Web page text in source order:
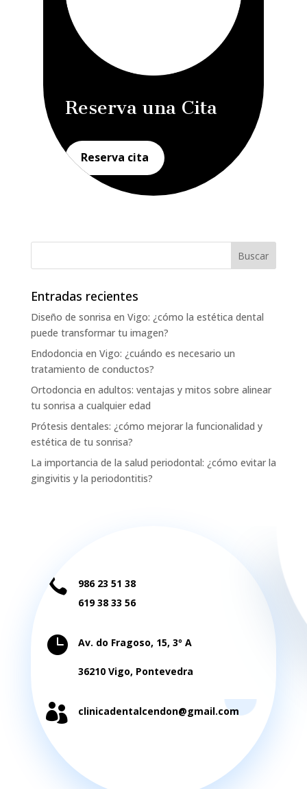
Reserva una Cita
Reserva cita
Entradas recientes
Diseño de sonrisa en Vigo: ¿cómo la estética dental
puede transformar tu imagen?
Endodoncia en Vigo: ¿cuándo es necesario un
tratamiento de conductos?
Ortodoncia en adultos: ventajas y mitos sobre alinear
tu sonrisa a cualquier edad
Prótesis dentales: ¿cómo mejorar la funcionalidad y
estética de tu sonrisa?
La importancia de la salud periodontal: ¿cómo evitar la
gingivitis y la periodontitis?

986 23 51 38
619 38 33 56
 Av. do Fragoso, 15, 3º A
36210 Vigo, Pontevedra
 clinicadentalcendon@gmail.com